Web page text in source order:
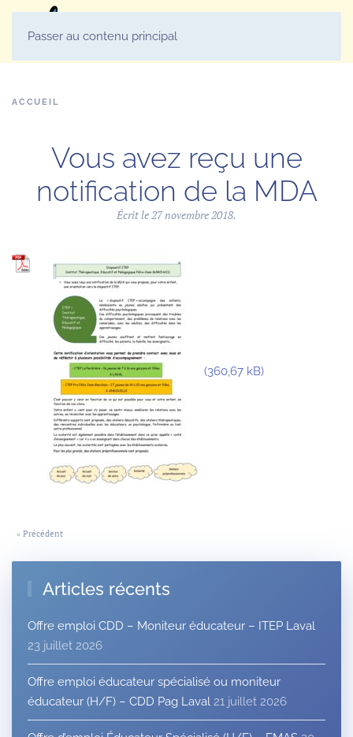
Passer au contenu principal
ACCUEIL
Vous avez reçu une
notification de la MDA
Écrit le27 novembre 2018.
« Précédent
Articles récents
Offre emploi CDD – Moniteur éducateur – ITEP Laval
23 juillet 2026
Offre emploi éducateur spécialisé ou moniteur
éducateur (H/F) – CDD Pag Laval 21 juillet 2026